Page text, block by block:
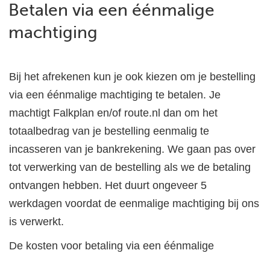
Betalen via een éénmalige
machtiging
Bij het afrekenen kun je ook kiezen om je bestelling
via een éénmalige machtiging te betalen. Je
machtigt Falkplan en/of route.nl dan om het
totaalbedrag van je bestelling eenmalig te
incasseren van je bankrekening. We gaan pas over
tot verwerking van de bestelling als we de betaling
ontvangen hebben. Het duurt ongeveer 5
werkdagen voordat de eenmalige machtiging bij ons
is verwerkt.
De kosten voor betaling via een éénmalige